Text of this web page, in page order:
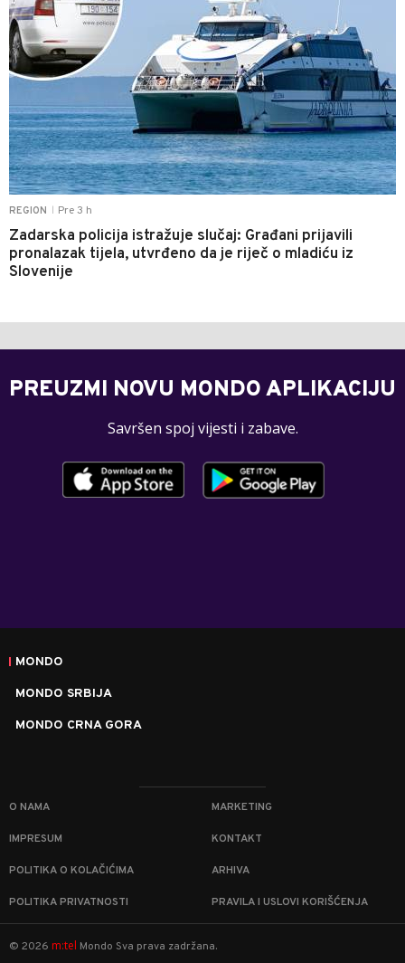
REGION Pre 3 h
Zadarska policija istražuje slučaj: Građani prijavili
pronalazak tijela, utvrđeno da je riječ o mladiću iz
Slovenije
PREUZMI NOVU MONDO APLIKACIJU
Savršen spoj vijesti i zabave.
MONDO
MONDO SRBIJA
MONDO CRNA GORA
O NAMA MARKETING
IMPRESUM KONTAKT
POLITIKA O KOLAČIĆIMA ARHIVA
POLITIKA PRIVATNOSTI PRAVILA I USLOVI KORIŠĆENJA
© 2026 m:tel Mondo Sva prava zadržana.